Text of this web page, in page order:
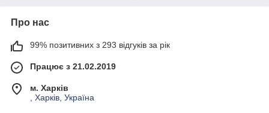
Про нас
99% позитивних з 293 відгуків за рік
Працює з 21.02.2019
м. Харків
, Харків, Україна